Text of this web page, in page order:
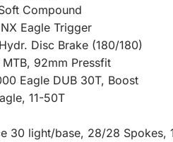
Compound
Eagle Trigger
Disc Brake (180/180)
92mm Pressfit
Eagle DUB 30T, Boost
11-50T
30 light/base, 28/28 Spokes,